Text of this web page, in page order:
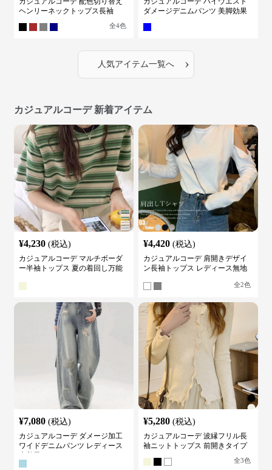
ヘンリーネックトップス長袖
全4色
ダメージデニムパンツ 美脚効果
人気アイテム一覧へ ›
カジュアルコーデ 新着アイテム
¥4,230 (税込)
カジュアルコーデ マルチボーダ
ー半袖トップス 夏の着回し万能
¥4,420 (税込)
カジュアルコーデ 肩開きデザイ
ン長袖トップス レディース無地
全2色
¥7,080 (税込)
カジュアルコーデ ダメージ加工
ワイドデニムパンツ レディース
¥5,280 (税込)
カジュアルコーデ 波縁フリル長
袖ニットトップス 前開きタイプ
全3色